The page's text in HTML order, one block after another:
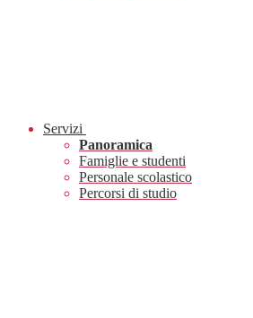
Servizi
Panoramica
Famiglie e studenti
Personale scolastico
Percorsi di studio